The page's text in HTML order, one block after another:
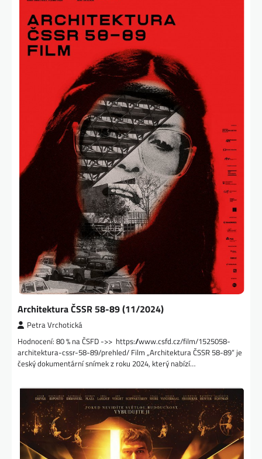
Architektura ČSSR 58-89 (11/2024)
Petra Vrchotická
Hodnocení: 80 % na ČSFD ->> https://www.csfd.cz/film/1525058-
architektura-cssr-58-89/prehled/ Film „Architektura ČSSR 58-89“ je
český dokumentární snímek z roku 2024, který nabízí…